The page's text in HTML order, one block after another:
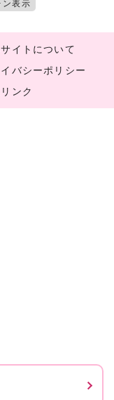
ン表示
イトについて
バシーポリシー
ンク